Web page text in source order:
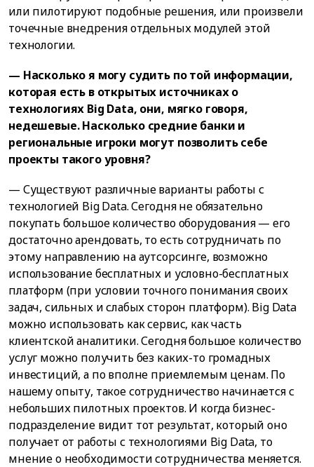
или пилотируют подобные решения, или произвели
точечные внедрения отдельных модулей этой
технологии.
— Насколько я могу судить по той информации,
которая есть в открытых источниках о
технологиях Big Data, они, мягко говоря,
недешевые. Насколько средние банки и
региональные игроки могут позволить себе
проекты такого уровня?
— Существуют различные варианты работы с
технологией Big Data. Сегодня не обязательно
покупать большое количество оборудования — его
достаточно арендовать, то есть сотрудничать по
этому направлению на аутсорсинге, возможно
использование бесплатных и условно-бесплатных
платформ (при условии точного понимания своих
задач, сильных и слабых сторон платформ). Big Data
можно использовать как сервис, как часть
клиентской аналитики. Сегодня большое количество
услуг можно получить без каких-то громадных
инвестиций, а по вполне приемлемым ценам. По
нашему опыту, такое сотрудничество начинается с
небольших пилотных проектов. И когда бизнес-
подразделение видит тот результат, который оно
получает от работы с технологиями Big Data, то
мнение о необходимости сотрудничества меняется.